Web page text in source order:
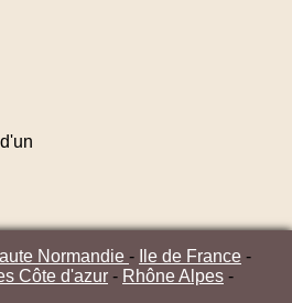
Normandie - Ile de France -
Côte d'azur - Rhône Alpes -